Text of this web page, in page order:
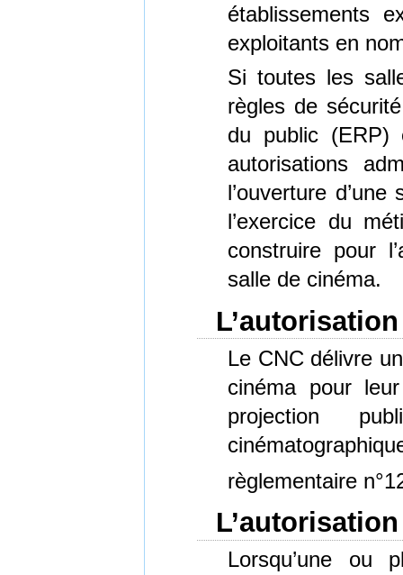
établissements
exploitants en
Si toutes les
règles de
du public (ERP)
autorisations
l’ouverture
l’exercice du
construire pour
salle de cinéma.
Le CNC délivre
cinéma pour
projection
règlementaire
Lorsqu’une ou